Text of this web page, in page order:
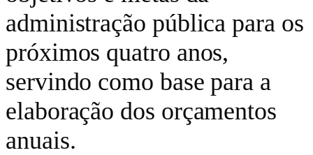
administração pública para os
próximos quatro anos,
servindo como base para a
elaboração dos orçamentos
anuais.